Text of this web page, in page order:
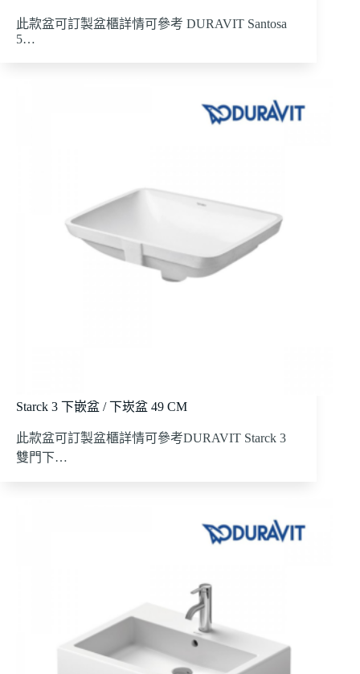
此款盆可訂製盆櫃詳情可參考 DURAVIT Santosa
5…
Starck 3 下嵌盆 / 下崁盆 49 CM
此款盆可訂製盆櫃詳情可參考DURAVIT Starck 3
雙門下…